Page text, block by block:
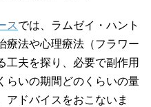
ス では、ラムゼイ・ハント
療法や心理療法（フラワー
工夫を探り、必要で副作用
らいの期間どのくらいの量
アドバイスをおこないま